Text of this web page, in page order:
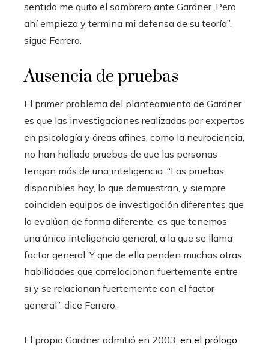
sentido me quito el sombrero ante Gardner. Pero
ahí empieza y termina mi defensa de su teoría”,
sigue Ferrero.
Ausencia de pruebas
El primer problema del planteamiento de Gardner
es que las investigaciones realizadas por expertos
en psicología y áreas afines, como la neurociencia,
no han hallado pruebas de que las personas
tengan más de una inteligencia. “Las pruebas
disponibles hoy, lo que demuestran, y siempre
coinciden equipos de investigación diferentes que
lo evalúan de forma diferente, es que tenemos
una única inteligencia general, a la que se llama
factor general. Y que de ella penden muchas otras
habilidades que correlacionan fuertemente entre
sí y se relacionan fuertemente con el factor
general”, dice Ferrero.
El propio Gardner admitió en 2003, en el prólogo